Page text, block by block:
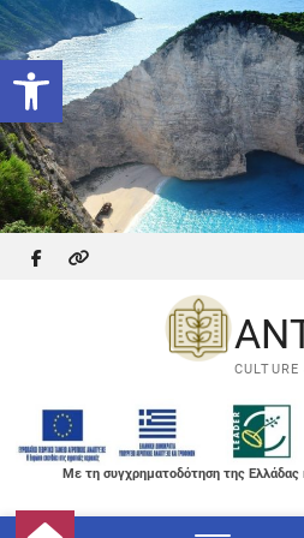
Ανοίξτε τη
Skip
to
content
facebook
themefreesia
Με τη συγχρηματοδότηση της